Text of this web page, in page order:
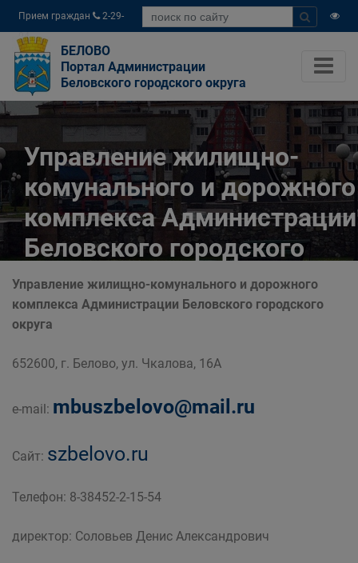
Прием граждан
2-29-
04
БЕЛОВО
Портал Администрации
Беловского городского округа
Управление жилищно-
комунального и дорожного
комплекса Администрации
Беловского городского
округа
Управление жилищно-комунального и
Беловского городского округа
Управление жилищно-комунального и дорожного
комплекса Администрации Беловского городского
округа
652600, г. Белово, ул. Чкалова, 16А
e-mail: mbuszbelovo@mail.ru
Сайт: szbelovo.ru
Телефон: 8-38452-2-15-54
директор: Соловьев Денис Александрович